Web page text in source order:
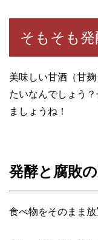
そもそも発
美味しい甘酒（甘
たいなんでしょう
ましょうね！
発酵と腐敗
食べ物をそのまま